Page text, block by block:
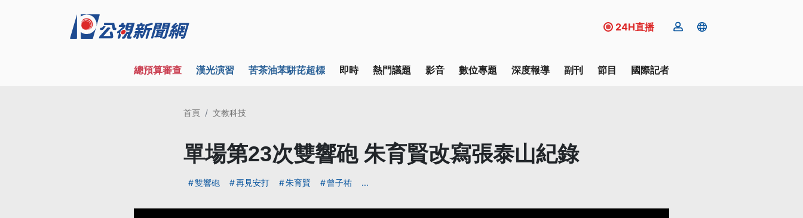
24H直播
總預算審查 漢光演習 苦茶油苯駢芘超標 即時 熱門議題 影音 數位專題 深度報導 副刊 節目 國際記者
首頁 文教科技
單場第23次雙響砲 朱育賢改寫張泰山紀錄
雙響砲 再見安打 朱育賢 曾子祐 ...